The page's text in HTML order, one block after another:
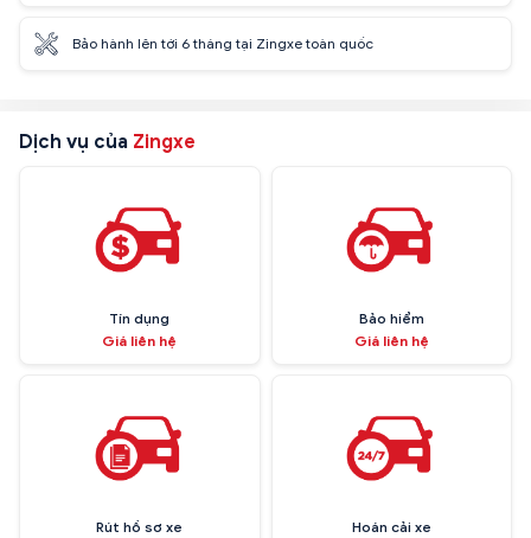
Bảo hành lên tới 6 tháng tại Zingxe toàn quốc
Dịch vụ của Zingxe
Tín dụng
Giá liên hệ
Bảo hiểm
Giá liên hệ
Rút hồ sơ xe
Hoán cải xe